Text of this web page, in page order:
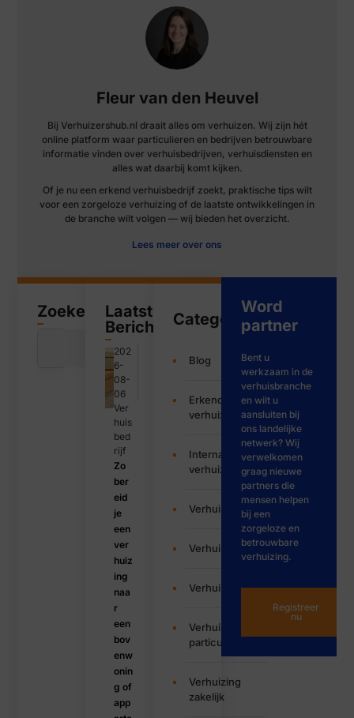
Fleur van den Heuvel
Bij Verhuizershub.nl draait alles om verhuizen. Wij zijn hét
online platform waar particulieren en bedrijven betrouwbare
informatie vinden over verhuisbedrijven, verhuisdiensten en
alles wat daarbij komt kijken.
Of je nu een erkend verhuisbedrijf zoekt, praktische tips wilt
voor een zorgeloze verhuizing of de laatste ontwikkelingen in
de branche wilt volgen — wij bieden het overzicht.
Lees meer over ons
Zoeken
Laatste
Bericht
202
6-
08-
06
Ver
huis
bed
rijf
Zo
ber
eid
je
een
ver
huiz
ing
naa
r
een
bov
enw
onin
g of
app
Categorieën
Blog
Erkende
verhuizers
Internationale
verhuizing
Verhuisbedrijf
Verhuisservice
Verhuizen
Verhuizing
particulier
Verhuizing
zakelijk
Word
partner
Bent u
werkzaam in de
verhuisbranche
en wilt u
aansluiten bij
ons landelijke
netwerk? Wij
verwelkomen
graag nieuwe
partners die
mensen helpen
bij een
zorgeloze en
betrouwbare
verhuizing.
Registreer
nu